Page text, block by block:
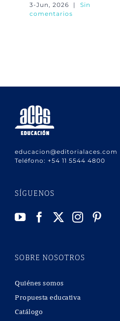
3-Jun, 2026 |
Sin
comentarios
educacion@editorialaces.com
Teléfono: +54 11 5544 4800
SÍGUENOS
SOBRE NOSOTROS
Quiénes somos
Propuesta educativa
Catálogo